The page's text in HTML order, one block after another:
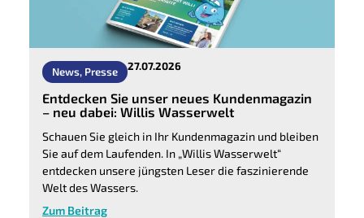
News, Presse 27.07.2026
Entdecken Sie unser neues Kundenmagazin
– neu dabei: Willis Wasserwelt
Schauen Sie gleich in Ihr Kundenmagazin und bleiben
Sie auf dem Laufenden. In „Willis Wasserwelt“
entdecken unsere jüngsten Leser die faszinierende
Welt des Wassers.
Zum Beitrag